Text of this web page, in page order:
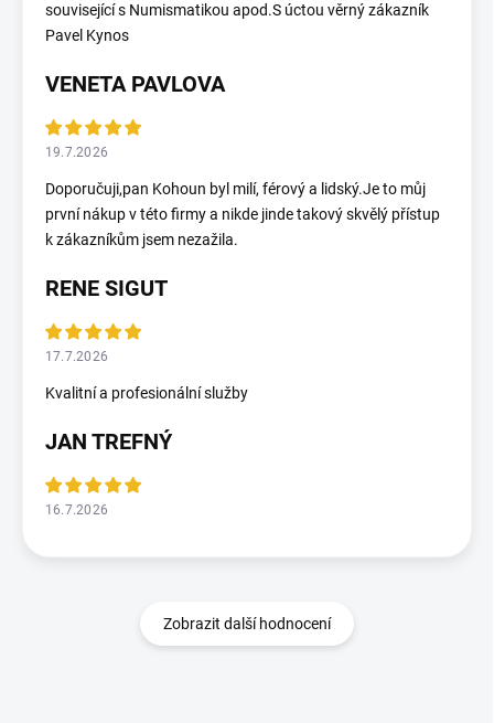
související s Numismatikou apod.S úctou věrný zákazník
Pavel Kynos
VENETA PAVLOVA
19.7.2026
Doporučuji,pan Kohoun byl milí, férový a lidský.Je to můj
první nákup v této firmy a nikde jinde takový skvělý přístup
k zákazníkům jsem nezažila.
RENE SIGUT
17.7.2026
Kvalitní a profesionální služby
JAN TREFNÝ
16.7.2026
Zobrazit další hodnocení